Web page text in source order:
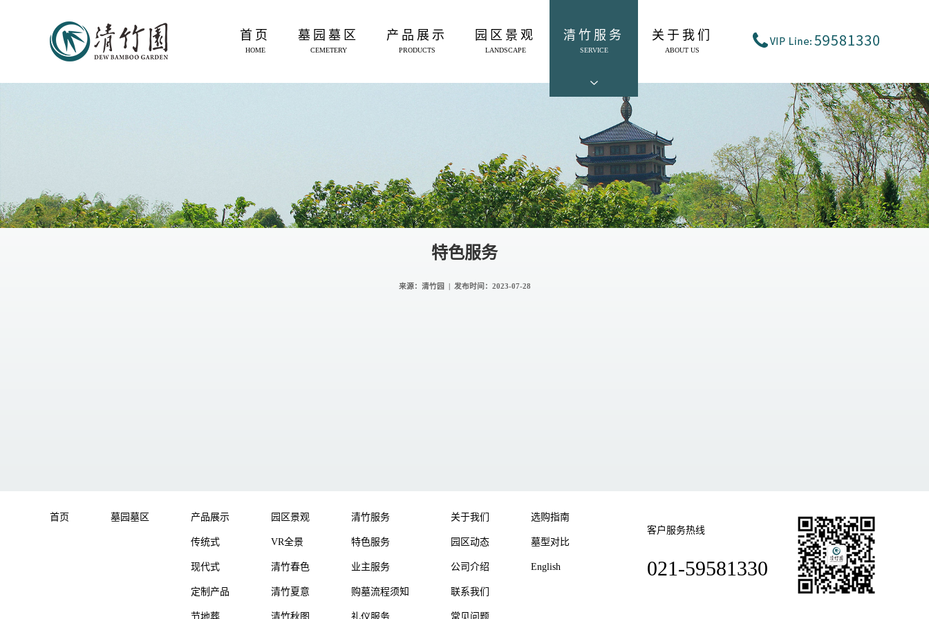
首页
HOME
墓园墓区
CEMETERY
产品展示
PRODUCTS
园区景观
LANDSCAPE
清竹服务
SERVICE
关于我们
ABOUT US
特色服务
来源：清竹园 | 发布时间： 2023-07-28
首页 墓园墓区 产品展示
传统式
现代式
定制产品
节地葬
园区景观
VR全景
清竹春色
清竹夏意
清竹秋图
清竹服务
特色服务
业主服务
购墓流程须知
礼仪服务
关于我们
园区动态
公司介绍
联系我们
常见问题
选购指南
墓型对比
English
客户服务热线
021-59581330